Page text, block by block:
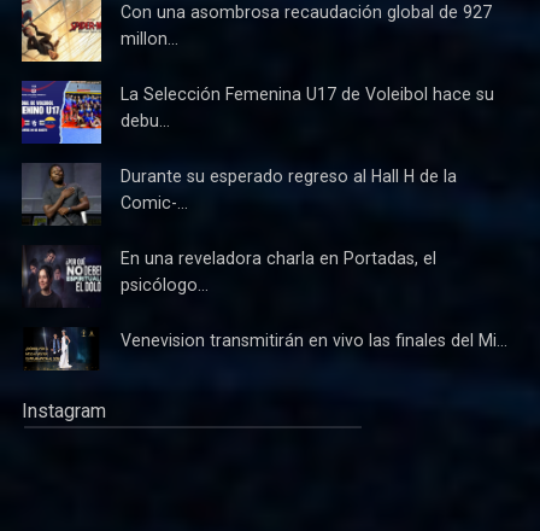
Con una asombrosa recaudación global de 927
millon...
La Selección Femenina U17 de Voleibol hace su
debu...
Durante su esperado regreso al Hall H de la
Comic-...
En una reveladora charla en Portadas, el
psicólogo...
Venevision transmitirán en vivo las finales del Mi...
Instagram